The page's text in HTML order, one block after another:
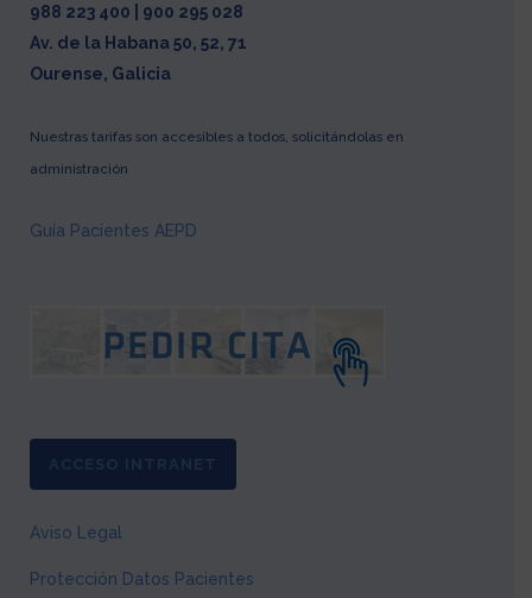
988 223 400 | 900 295 028
Av. de la Habana 50, 52, 71
Ourense, Galicia
Nuestras tarifas son accesibles a todos, solicitándolas en
administración
Guía Pacientes AEPD
ACCESO INTRANET
Aviso Legal
Protección Datos Pacientes